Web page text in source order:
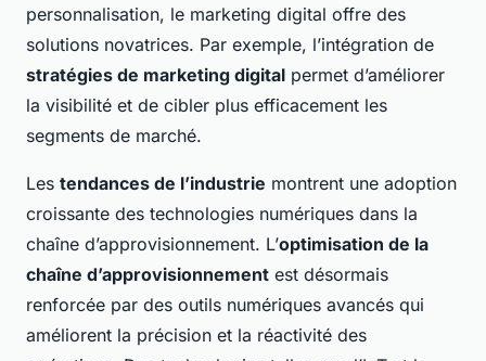
personnalisation, le marketing digital offre des
solutions novatrices. Par exemple, l’intégration de
stratégies de marketing digital permet d’améliorer
la visibilité et de cibler plus efficacement les
segments de marché.
Les tendances de l’industrie montrent une adoption
croissante des technologies numériques dans la
chaîne d’approvisionnement. L’optimisation de la
chaîne d’approvisionnement est désormais
renforcée par des outils numériques avancés qui
améliorent la précision et la réactivité des